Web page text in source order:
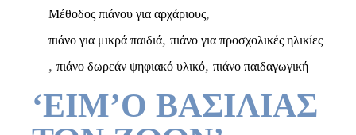
Μέθοδος πιάνου για αρχάριους,
πιάνο για μικρά παιδιά,πιάνο για προσχολικές ηλικίες
,πιάνο δωρεάν ψηφιακό υλικό,πιάνο παιδαγωγική
‘ΕΙΜ’Ο ΒΑΣΙΛΙΑΣ